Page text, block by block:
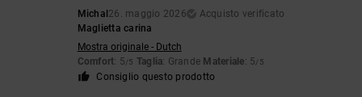
Michal 26. maggio 2026
Acquisto verificato
Maglietta carina
Mostra originale - Dutch
Comfort: 5/5 Taglia: Grande Materiale: 5/5
Consiglio questo prodotto